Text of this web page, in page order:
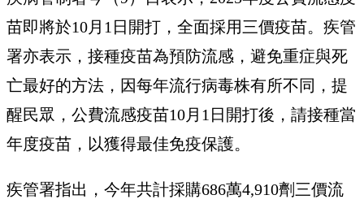
苗即將於10月1日開打，全面採用三價疫苗。疾管
署亦表示，接種疫苗為預防流感，避免重症與死
亡最好的方法，因每年流行病毒株有所不同，提
醒民眾，公費流感疫苗10月1日開打後，請接種當
年度疫苗，以獲得最佳免疫保護。
疾管署指出，今年共計採購686萬4,910劑三價流